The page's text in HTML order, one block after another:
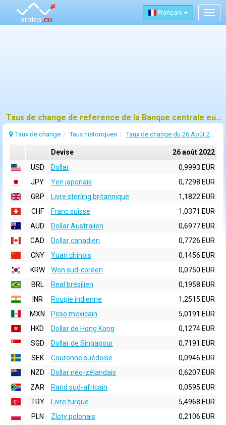
Français
Taux de change de reference de la Banque centrale europeenne (BCE) pour 26 août 2022
Taux de change Taux historiques Taux de change du 26 Août 2022
Devise
26 août 2022
USD
Dollar
0,9993 EUR
JPY
Yen japonais
0,7298 EUR
GBP
Livre sterling britannique
1,1822 EUR
CHF
Franc suisse
1,0371 EUR
AUD
Dollar Australien
0,6977 EUR
CAD
Dollar canadien
0,7726 EUR
CNY
Yuan chinois
0,1456 EUR
KRW
Won sud-coréen
0,0750 EUR
BRL
Real brésilien
0,1958 EUR
INR
Roupie indienne
1,2515 EUR
MXN
Peso mexicain
5,0191 EUR
HKD
Dollar de Hong Kong
0,1274 EUR
SGD
Dollar de Singapour
0,7191 EUR
SEK
Couronne suédoise
0,0946 EUR
NZD
Dollar néo-zélandais
0,6207 EUR
ZAR
Rand sud-africain
0,0595 EUR
TRY
Livre turque
5,4968 EUR
PLN
Zloty polonais
0,2106 EUR